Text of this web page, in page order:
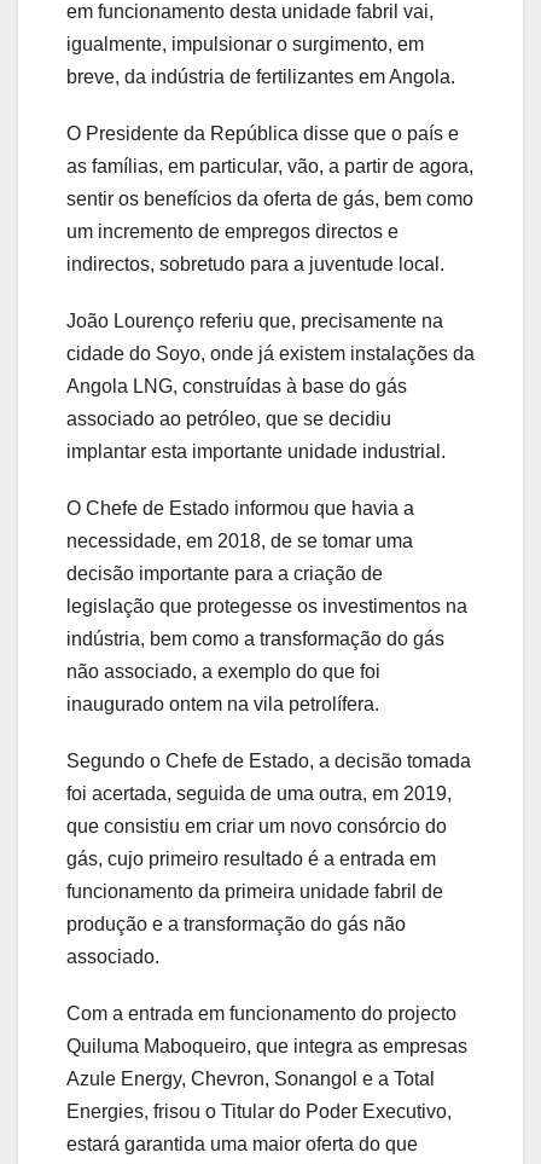
em funcionamento desta unidade fabril vai,
igualmente, impulsionar o surgimento, em
breve, da indústria de fertilizantes em Angola.
O Presidente da República disse que o país e
as famílias, em particular, vão, a partir de agora,
sentir os benefícios da oferta de gás, bem como
um incremento de empregos directos e
indirectos, sobretudo para a juventude local.
João Lourenço referiu que, precisamente na
cidade do Soyo, onde já existem instalações da
Angola LNG, construídas à base do gás
associado ao petróleo, que se decidiu
implantar esta importante unidade industrial.
O Chefe de Estado informou que havia a
necessidade, em 2018, de se tomar uma
decisão importante para a criação de
legislação que protegesse os investimentos na
indústria, bem como a transformação do gás
não associado, a exemplo do que foi
inaugurado ontem na vila petrolífera.
Segundo o Chefe de Estado, a decisão tomada
foi acertada, seguida de uma outra, em 2019,
que consistiu em criar um novo consórcio do
gás, cujo primeiro resultado é a entrada em
funcionamento da primeira unidade fabril de
produção e a transformação do gás não
associado.
Com a entrada em funcionamento do projecto
Quiluma Maboqueiro, que integra as empresas
Azule Energy, Chevron, Sonangol e a Total
Energies, frisou o Titular do Poder Executivo,
estará garantida uma maior oferta do que